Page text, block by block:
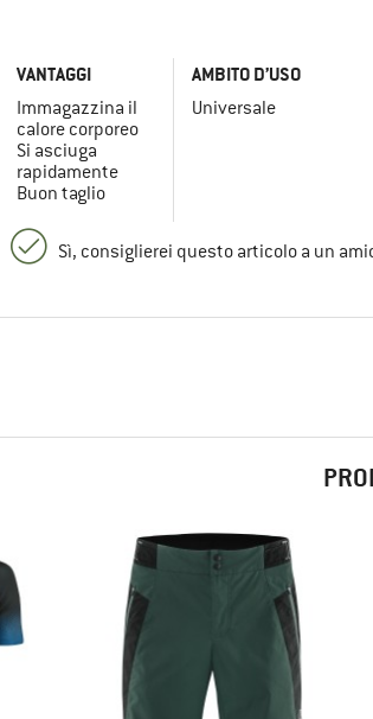
VANTAGGI
Immagazzina il
calore corporeo
Si asciuga
rapidamente
Buon taglio
AMBITO D’USO
Universale
Sì, consiglierei questo articolo a un